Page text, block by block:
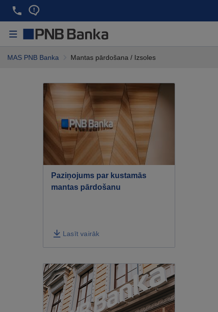
MAS PNB Banka Mantas pārdošana / Izsoles
Paziņojums par kustamās
mantas pārdošanu
Lasīt vairāk